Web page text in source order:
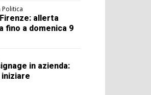
Politica
allerta
fino a domenica 9
in azienda:
iniziare